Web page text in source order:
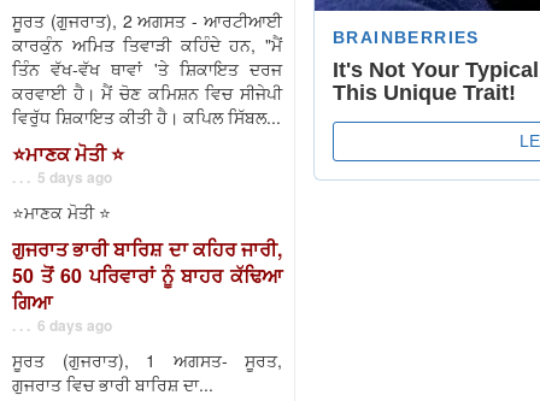
ਸੂਰਤ (ਗੁਜਰਾਤ), 2 ਅਗਸਤ - ਆਰਟੀਆਈ
ਕਾਰਕੁੰਨ ਅਮਿਤ ਤਿਵਾੜੀ ਕਹਿੰਦੇ ਹਨ, "ਮੈਂ
ਤਿੰਨ ਵੱਖ-ਵੱਖ ਥਾਵਾਂ 'ਤੇ ਸ਼ਿਕਾਇਤ ਦਰਜ
ਕਰਵਾਈ ਹੈ। ਮੈਂ ਚੋਣ ਕਮਿਸ਼ਨ ਵਿਚ ਸੀਜੇਪੀ
ਵਿਰੁੱਧ ਸ਼ਿਕਾਇਤ ਕੀਤੀ ਹੈ। ਕਪਿਲ ਸਿੱਬਲ...
⭐️ਮਾਣਕ ਮੋਤੀ ⭐️
. . . 5 days ago
⭐️ਮਾਣਕ ਮੋਤੀ ⭐️
ਗੁਜਰਾਤ ਭਾਰੀ ਬਾਰਿਸ਼ ਦਾ ਕਹਿਰ ਜਾਰੀ,
50 ਤੋਂ 60 ਪਰਿਵਾਰਾਂ ਨੂੰ ਬਾਹਰ ਕੱਢਿਆ
ਗਿਆ
. . . 6 days ago
ਸੂਰਤ (ਗੁਜਰਾਤ), 1 ਅਗਸਤ- ਸੂਰਤ,
ਗੁਜਰਾਤ ਵਿਚ ਭਾਰੀ ਬਾਰਿਸ਼ ਦਾ...